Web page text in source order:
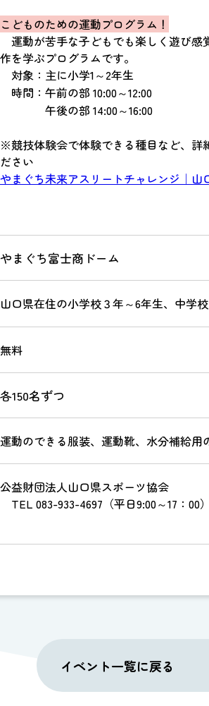
こどものための運動プログラム！
運動が苦手な子どもでも楽しく遊び感
作を学ぶプログラムです。
対象：主に小学1～2年生
時間：午前の部 10:00～12:00
午後の部 14:00～16:00
※競技体験会で体験できる種目など、詳
ださい
やまぐち未来アスリートチャレンジ｜山
やまぐち富士商ドーム
山口県在住の小学校３年～6年生、中学
無料
各150名ずつ
運動のできる服装、運動靴、水分補給用
公益財団法人山口県スポーツ協会
TEL 083-933-4697（平日9:00～17：00）
イベント一覧に戻る